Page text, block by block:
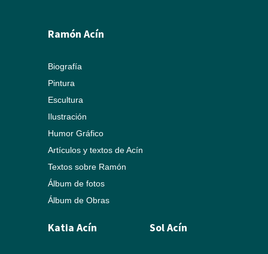
Ramón Acín
Biografía
Pintura
Escultura
Ilustración
Humor Gráfico
Artículos y textos de Acín
Textos sobre Ramón
Álbum de fotos
Álbum de Obras
Katia Acín Sol Acín